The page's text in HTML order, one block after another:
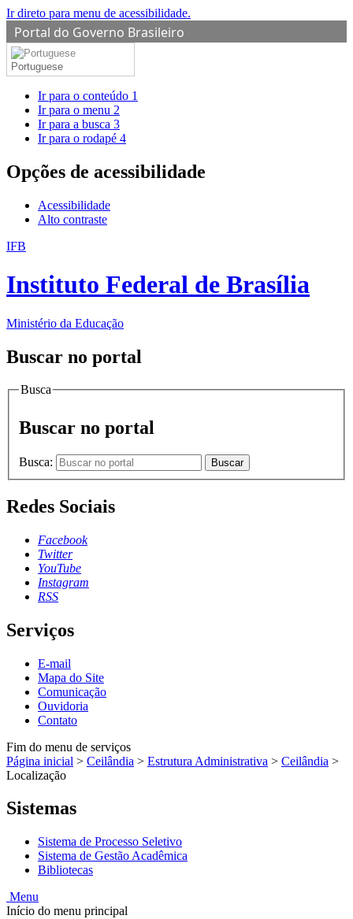
Ir direto para menu de acessibilidade.
Portal do Governo Brasileiro
Portuguese
Ir para o conteúdo 1
Ir para o menu 2
Ir para a busca 3
Ir para o rodapé 4
Opções de acessibilidade
Acessibilidade
Alto contraste
IFB
Instituto Federal de Brasília
Ministério da Educação
Buscar no portal
Busca
Buscar no portal
Busca: Buscar
Redes Sociais
Facebook
Twitter
YouTube
Instagram
RSS
Serviços
E-mail
Mapa do Site
Comunicação
Ouvidoria
Contato
Fim do menu de serviços
Página inicial > Ceilândia > Estrutura Administrativa > Ceilândia >
Localização
Sistemas
Sistema de Processo Seletivo
Sistema de Gestão Acadêmica
Bibliotecas
Menu
Início do menu principal